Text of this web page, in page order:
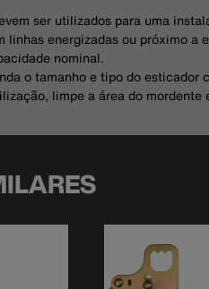
ser utilizados para uma
linhas energizadas ou próximo
nominal.
o tamanho e tipo do esticador
limpe a área do